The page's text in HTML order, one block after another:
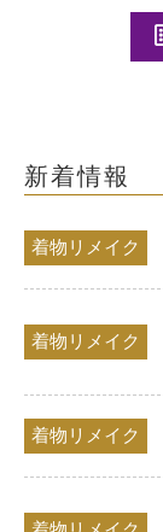
新着情報
着物リメイク
着物リメイク
着物リメイク